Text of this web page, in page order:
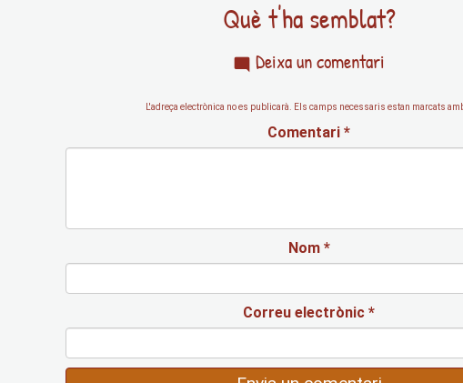
Què t'ha semblat?
Deixa un comentari
L'adreça electrònica no es publicarà. Els camps necessaris estan marcats
Comentari*
Nom *
Correu electrònic*